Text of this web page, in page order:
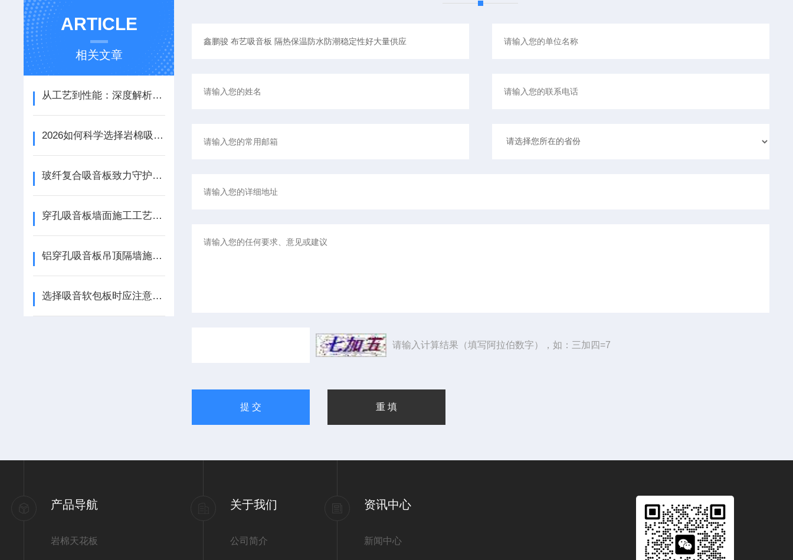
ARTICLE
相关文章
从工艺到性能：深度解析铝天花吸音板的结构优势与应用场景
2026如何科学选择岩棉吸音板：性能参数、安装工艺与场景适配
玻纤复合吸音板致力守护宁静资源
穿孔吸音板墙面施工工艺详解
铝穿孔吸音板吊顶隔墙施工工艺
选择吸音软包板时应注意以下几点
请输入计算结果（填写阿拉伯数字），如：三加四=7
产品导航
岩棉天花板
关于我们
公司简介
资讯中心
新闻中心